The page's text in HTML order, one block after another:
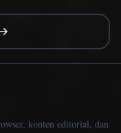
konten editorial, dan